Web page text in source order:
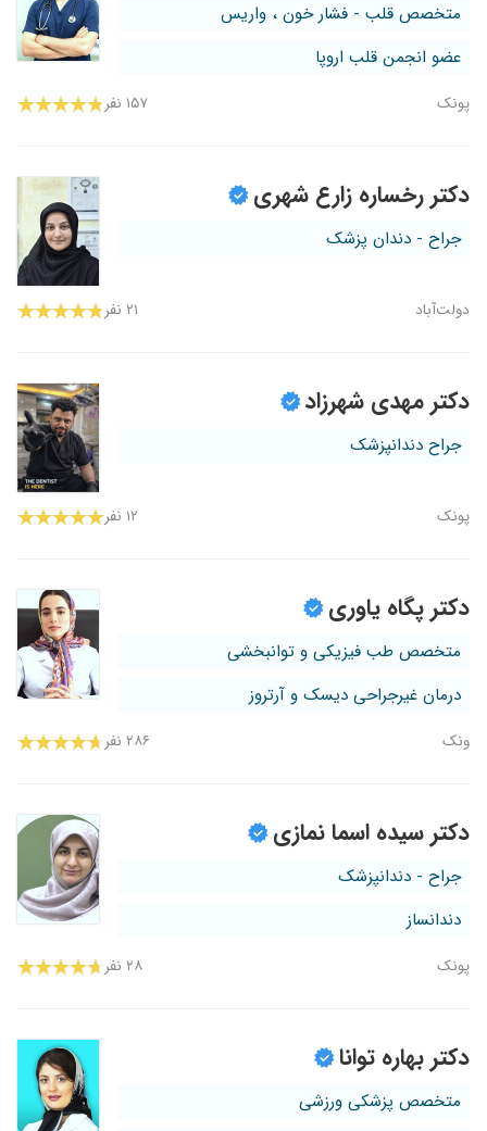
متخصص قلب - فشار خون ، واریس
عضو انجمن قلب اروپا
پونک ۱۵۷ نفر
دکتر رخساره زارع شهری
جراح - دندان پزشک
دولت‌آباد ۲۱ نفر
دکتر مهدی شهرزاد
جراح دندانپزشک
پونک ۱۲ نفر
دکتر پگاه یاوری
متخصص طب فیزیکی و توانبخشی
درمان غیرجراحی دیسک و آرتروز
ونک ۲۸۶ نفر
دکتر سیده اسما نمازی
جراح - دندانپزشک
دندانساز
پونک ۲۸ نفر
دکتر بهاره توانا
متخصص پزشکی ورزشی